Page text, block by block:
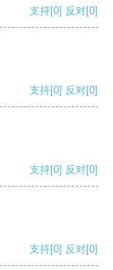
支持[0] 反对[0]
支持[0] 反对[0]
支持[0] 反对[0]
支持[0] 反对[0]